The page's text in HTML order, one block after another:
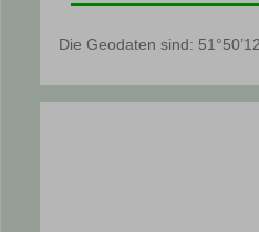
Die Geodaten sind: